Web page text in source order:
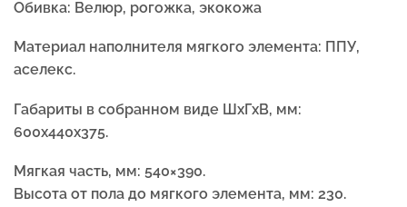
Обивка: Велюр, рогожка, экокожа
Материал наполнителя мягкого элемента: ППУ,
аселекс.
Габариты в собранном виде ШхГхВ, мм:
600x440x375.
Мягкая часть, мм: 540×390.
Высота от пола до мягкого элемента, мм: 230.